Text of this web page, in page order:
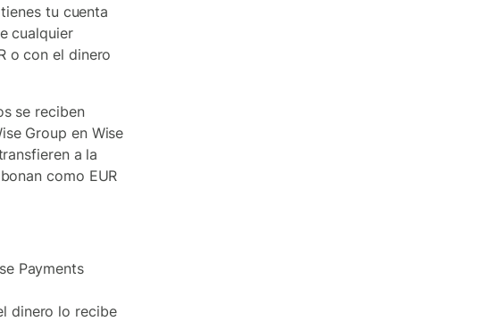
tu cuenta
cualquier
o con el dinero
se reciben
Group en Wise
a la
como EUR
Payments
dinero lo recibe